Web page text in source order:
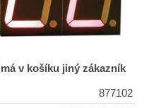
v košíku jiný zákazník
877102